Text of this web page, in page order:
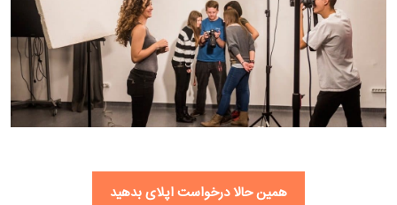
همین حالا درخواست اپلای بدهید